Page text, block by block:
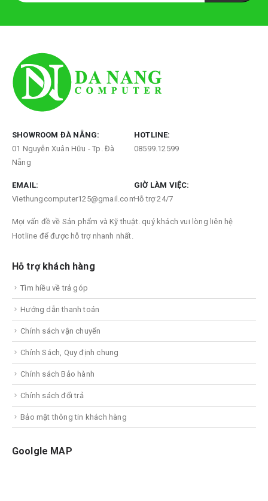
SHOWROOM ĐÀ NẴNG:
01 Nguyễn Xuân Hữu - Tp. Đà
Nẵng
HOTLINE:
08599.12599
EMAIL:
Viethungcomputer125@gmail.com
GIỜ LÀM VIỆC:
Hỗ trợ 24/7
Mọi vấn đề về Sản phẩm và Kỹ thuật. quý khách vui lòng liên hệ
Hotline để được hỗ trợ nhanh nhất.
Hỗ trợ khách hàng
Tìm hiều về trả góp
Hướng dẫn thanh toán
Chính sách vận chuyển
Chính Sách, Quy định chung
Chính sách Bảo hành
Chính sách đổi trả
Bảo mật thông tin khách hàng
Goolgle MAP